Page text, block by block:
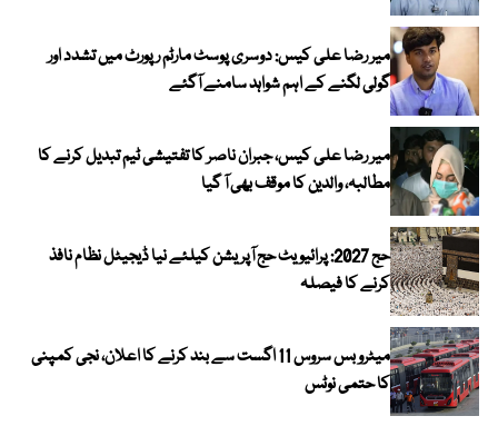
میر رضا علی کیس: دوسری پوسٹ مارٹم رپورٹ میں تشدد اور
گولی لگنے کے اہم شواہد سامنے آگئے
میر رضا علی کیس، جبران ناصر کا تفتیشی ٹیم تبدیل کرنے کا
مطالبہ، والدین کا موقف بھی آ گیا
حج 2027: پرائیویٹ حج آپریشن کیلئے نیا ڈیجیٹل نظام نافذ
کرنے کا فیصلہ
میٹرو بس سروس 11 اگست سے بند کرنے کا اعلان، نجی کمپنی
کا حتمی نوٹس